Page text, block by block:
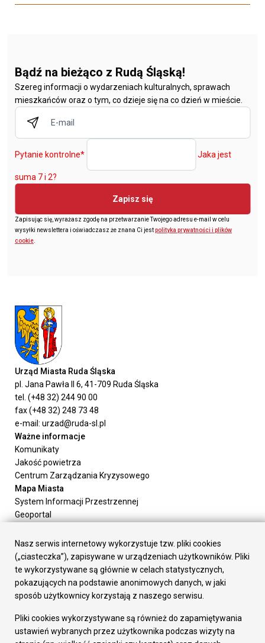
Bądź na bieżąco z Rudą Śląską!
Szereg informacji o wydarzeniach kulturalnych, sprawach
mieszkańców oraz o tym, co dzieje się na co dzień w mieście.
Pytanie kontrolne* Jaka jest
suma 7 i 2?
Zapisz się
Zapisując się, wyrażasz zgodę na przetwarzanie Twojego adresu e-mail w celu
wysyłki newslettera i oświadczasz że znana Ci jestpolityka prywatności i plików
cookie
Urząd Miasta Ruda Śląska
pl. Jana Pawła II 6, 41-709 Ruda Śląska
tel. (+48 32) 244 90 00
fax (+48 32) 248 73 48
e-mail: urzad@ruda-sl.pl
Ważne informacje
Komunikaty
Jakość powietrza
Centrum Zarządzania Kryzysowego
Mapa Miasta
System Informacji Przestrzennej
Geoportal
Załatw sprawę
Prezydent Miasta
Rada Miasta
Wydziały
Elektroniczna Skrzynka Podawcza
Gospodarka
Fundusze europejskie
Nasz serwis internetowy wykorzystuje tzw. pliki cookies
(„ciasteczka”), zapisywane w urządzeniach użytkowników. Pliki
te wykorzystywane są głównie w celach statystycznych,
pokazujących na podstawie anonimowych danych, w jaki
sposób użytkownicy korzystają z naszego serwisu.
Pliki cookies wykorzystywane są również do zapamiętywania
ustawień wybranych przez użytkownika podczas wizyty na